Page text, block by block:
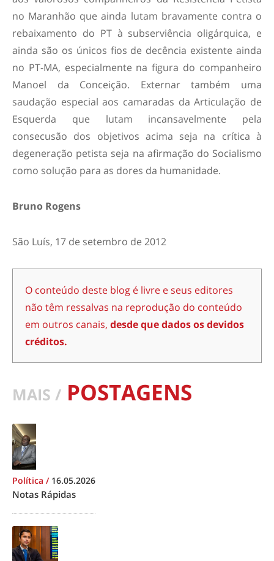
no Maranhão que ainda lutam bravamente contra o
rebaixamento do PT à subserviência oligárquica, e
ainda são os únicos fios de decência existente ainda
no PT-MA, especialmente na figura do companheiro
Manoel da Conceição. Externar também uma
saudação especial aos camaradas da Articulação de
Esquerda que lutam incansavelmente pela
consecusão dos objetivos acima seja na crítica à
degeneração petista seja na afirmação do Socialismo
como solução para as dores da humanidade.
Bruno Rogens
São Luís, 17 de setembro de 2012
O conteúdo deste blog é livre e seus editores
não têm ressalvas na reprodução do conteúdo
em outros canais, desde que dados os devidos
créditos.
MAIS / POSTAGENS
Política / 16.05.2026
Notas Rápidas